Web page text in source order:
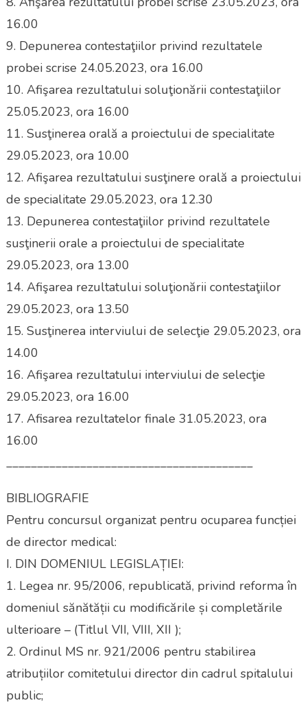
16.00
9. Depunerea contestaţiilor privind rezultatele
probei scrise 24.05.2023, ora 16.00
10. Afişarea rezultatului soluţionării contestaţiilor
25.05.2023, ora 16.00
11. Susţinerea orală a proiectului de specialitate
29.05.2023, ora 10.00
12. Afişarea rezultatului susţinere orală a proiectului
de specialitate 29.05.2023, ora 12.30
13. Depunerea contestaţiilor privind rezultatele
susţinerii orale a proiectului de specialitate
29.05.2023, ora 13.00
14. Afişarea rezultatului soluţionării contestaţiilor
29.05.2023, ora 13.50
15. Susţinerea interviului de selecţie 29.05.2023, ora
14.00
16. Afişarea rezultatului interviului de selecţie
29.05.2023, ora 16.00
17. Afisarea rezultatelor finale 31.05.2023, ora
16.00
________________________________________
BIBLIOGRAFIE
Pentru concursul organizat pentru ocuparea funcției
de director medical:
I. DIN DOMENIUL LEGISLAȚIEI:
1. Legea nr. 95/2006, republicată, privind reforma în
domeniul sănătății cu modificările și completările
ulterioare – (Titlul VII, VIII, XII );
2. Ordinul MS nr. 921/2006 pentru stabilirea
atribuțiilor comitetului director din cadrul spitalului
public;